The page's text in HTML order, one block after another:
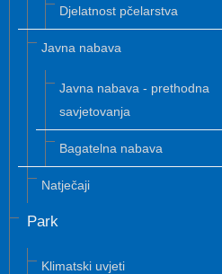
Djelatnost pčelarstva
Javna nabava
Javna nabava - prethodna
savjetovanja
Bagatelna nabava
Natječaji
Park
Klimatski uvjeti